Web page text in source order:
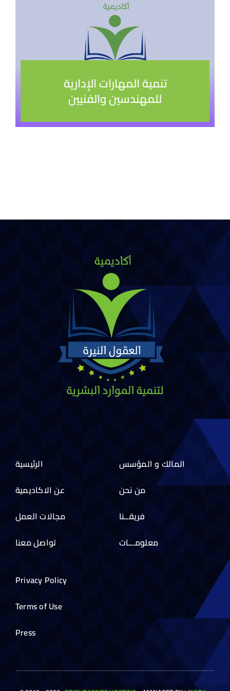
تنمية المهارات الإدارية
للمهندسين والفنيين
الرئيسية
عن الاكاديمية
مجالات العمل
تواصل معنا
المالك و المؤسس
من نحن
فريقــنا
معلومـــات
Privacy Policy
Terms of Use
Press